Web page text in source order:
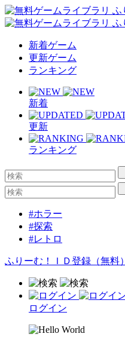
新着ゲーム
更新ゲーム
ランキング
新着
更新
ランキング
#ホラー
#探索
#レトロ
ふりーむ！ＩＤ登録（無料）
ログイン